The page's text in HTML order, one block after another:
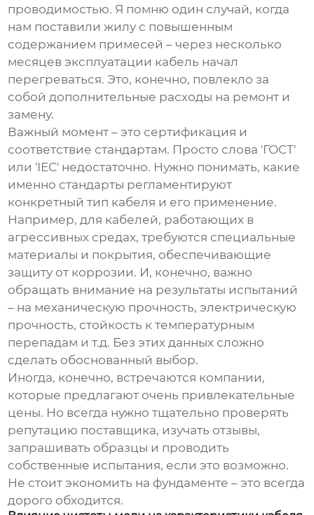
проводимостью. Я помню один случай, когда
нам поставили жилу с повышенным
содержанием примесей – через несколько
месяцев эксплуатации кабель начал
перегреваться. Это, конечно, повлекло за
собой дополнительные расходы на ремонт и
замену.
Важный момент – это сертификация и
соответствие стандартам. Просто слова 'ГОСТ'
или 'IEC' недостаточно. Нужно понимать, какие
именно стандарты регламентируют
конкретный тип кабеля и его применение.
Например, для кабелей, работающих в
агрессивных средах, требуются специальные
материалы и покрытия, обеспечивающие
защиту от коррозии. И, конечно, важно
обращать внимание на результаты испытаний
– на механическую прочность, электрическую
прочность, стойкость к температурным
перепадам и т.д. Без этих данных сложно
сделать обоснованный выбор.
Иногда, конечно, встречаются компании,
которые предлагают очень привлекательные
цены. Но всегда нужно тщательно проверять
репутацию поставщика, изучать отзывы,
запрашивать образцы и проводить
собственные испытания, если это возможно.
Не стоит экономить на фундаменте – это всегда
дорого обходится.